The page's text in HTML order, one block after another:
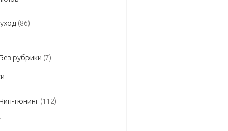
(86)
рубрики (7)
тюнинг (112)